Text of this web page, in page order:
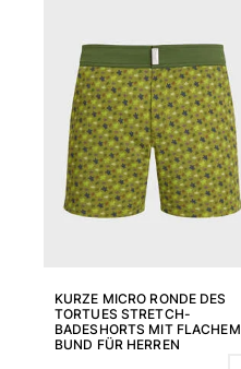
KURZE MICRO RONDE DES
TORTUES STRETCH-
BADESHORTS MIT FLACHEM
BUND FÜR HERREN